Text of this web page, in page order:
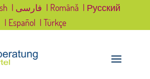
| فارسی | Română | Русский
| Español | Türkçe